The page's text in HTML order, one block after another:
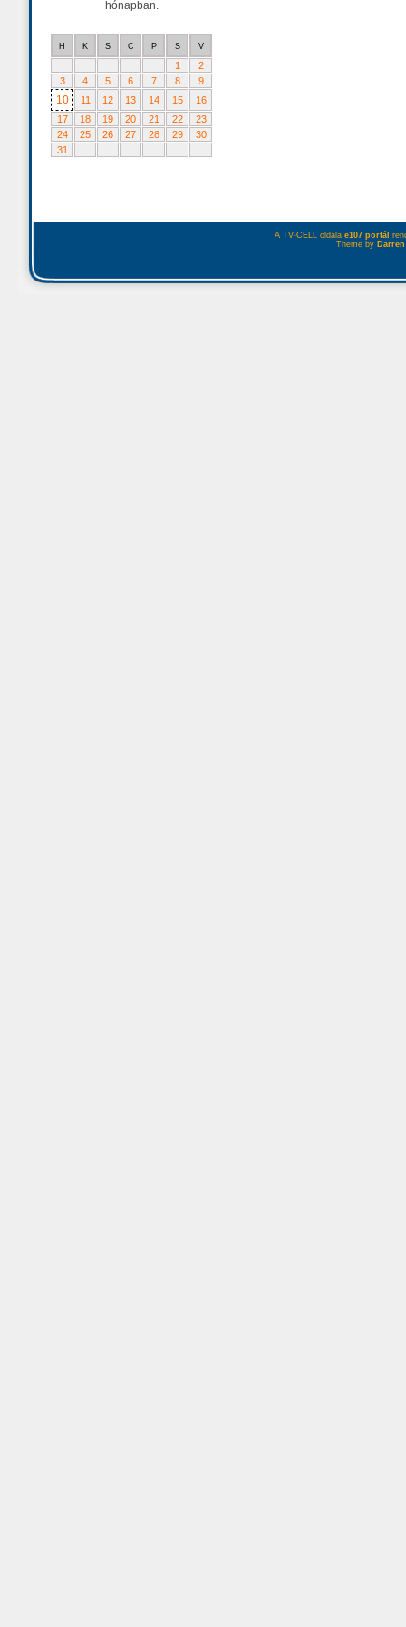
hónapban.
H K S C P S V
1
2
3
4 5 6 7 8 9
10 11 12 13 14 15
16
17
18 19 20 21 22
23
24
25 26 27 28 29
30
31
A TV-CELL oldala e107 portál
Theme by